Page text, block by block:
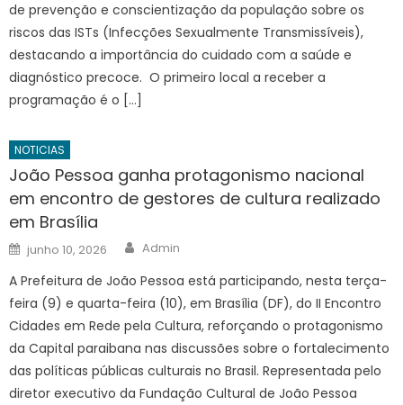
de prevenção e conscientização da população sobre os
riscos das ISTs (Infecções Sexualmente Transmissíveis),
destacando a importância do cuidado com a saúde e
diagnóstico precoce. O primeiro local a receber a
programação é o […]
NOTICIAS
João Pessoa ganha protagonismo nacional
em encontro de gestores de cultura realizado
em Brasília
Posted
on
junho 10, 2026 Author
Admin
A Prefeitura de João Pessoa está participando, nesta terça-
feira (9) e quarta-feira (10), em Brasília (DF), do II Encontro
Cidades em Rede pela Cultura, reforçando o protagonismo
da Capital paraibana nas discussões sobre o fortalecimento
das políticas públicas culturais no Brasil. Representada pelo
diretor executivo da Fundação Cultural de João Pessoa